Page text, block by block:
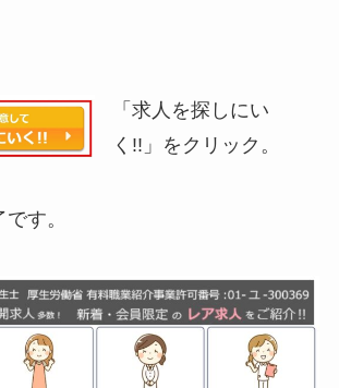
「求人を探しにい
く!!」をクリック。
す。